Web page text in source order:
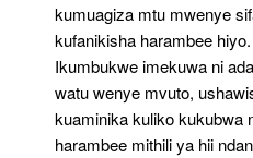
kumuagiza mtu mwenye
kufanikisha harambee hiyo.
Ikumbukwe imekuwa ni
watu wenye mvuto,
kuaminika kuliko kukubwa
harambee mithili ya hii